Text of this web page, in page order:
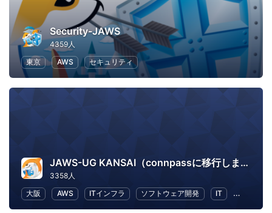
Security-JAWS
4359人
東京
AWS セキュリティ
JAWS-UG KANSAI（connpassに移行しました）
3358人
大阪
AWS ITインフラ ソフトウェア開発 IT IT ソリュ